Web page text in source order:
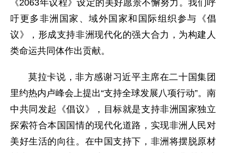
《2063年议程》设定的美好愿景不懈努力。我们呼
吁更多非洲国家、域外国家和国际组织参与《倡
议》，形成支持非洲现代化的强大合力，为构建人
类命运共同体作出贡献。
莫拉卡说，非方感谢习近平主席在二十国集团
里约热内卢峰会上提出“支持全球发展八项行动”。南
中共同发起《倡议》，目标就是支持非洲国家独立
探索符合本国国情的现代化道路，实现非洲人民对
美好生活的向往。在中国支持下，非洲将摆脱原材